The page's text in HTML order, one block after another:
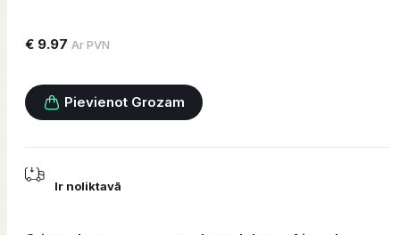
€ 9.97 Ar PVN
Pievienot Grozam
Ir noliktavā